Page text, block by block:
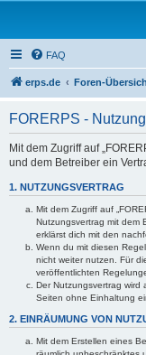
FAQ
erps.de Foren-
FORERPS -
Mit dem Zugriff auf
und dem Betreiber ein
1. NUTZUNGSVERTRAG
Mit dem Zugriff auf
Nutzungsvertrag mit dem
erklärst dich mit den
Wenn du mit diesen
nicht weiter nutzen. Für
veröffentlichten
Der Nutzungsvertrag
Seiten ohne Einhaltung
2. EINRÄUMUNG VON
Mit dem Erstellen eines